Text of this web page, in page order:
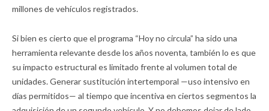
millones de vehículos registrados.
Si bien es cierto que el programa “Hoy no circula” ha sido una
herramienta relevante desde los años noventa, también lo es que
su impacto estructural es limitado frente al volumen total de
unidades. Generar sustitución intertemporal —uso intensivo en
días permitidos— al tiempo que incentiva en ciertos segmentos la